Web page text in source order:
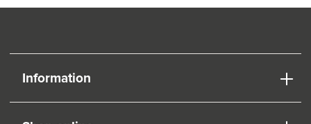
Information